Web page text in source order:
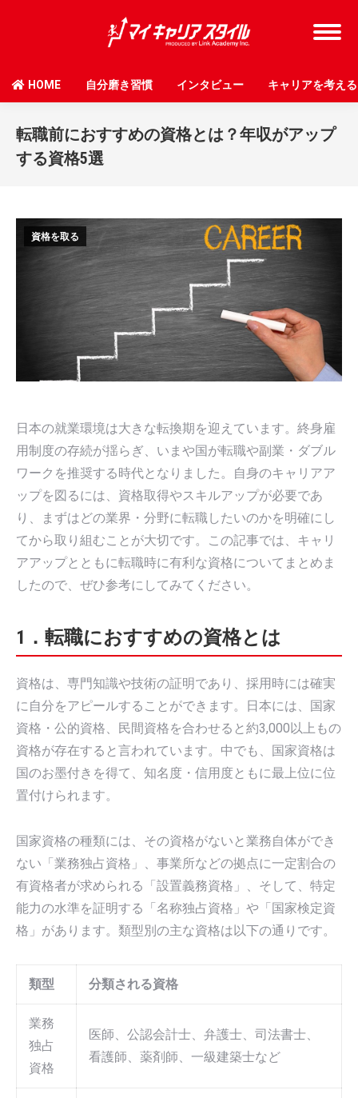
HOME 自分磨き習慣 インタビュー キャリアを考える
転職前におすすめの資格とは？年収がアップ
する資格5選
資格を取る
日本の就業環境は大きな転換期を迎えています。終身雇
用制度の存続が揺らぎ、いまや国が転職や副業・ダブル
ワークを推奨する時代となりました。自身のキャリアア
ップを図るには、資格取得やスキルアップが必要であ
り、まずはどの業界・分野に転職したいのかを明確にし
てから取り組むことが大切です。この記事では、キャリ
アアップとともに転職時に有利な資格についてまとめま
したので、ぜひ参考にしてみてください。
1．転職におすすめの資格とは
資格は、専門知識や技術の証明であり、採用時には確実
に自分をアピールすることができます。日本には、国家
資格・公的資格、民間資格を合わせると約3,000以上もの
資格が存在すると言われています。中でも、国家資格は
国のお墨付きを得て、知名度・信用度ともに最上位に位
置付けられます。
国家資格の種類には、その資格がないと業務自体ができ
ない「業務独占資格」、事業所などの拠点に一定割合の
有資格者が求められる「設置義務資格」、そして、特定
能力の水準を証明する「名称独占資格」や「国家検定資
格」があります。類型別の主な資格は以下の通りです。
類型 分類される資格
業務
独占
資格
医師、公認会計士、弁護士、司法書士、
看護師、薬剤師、一級建築士など